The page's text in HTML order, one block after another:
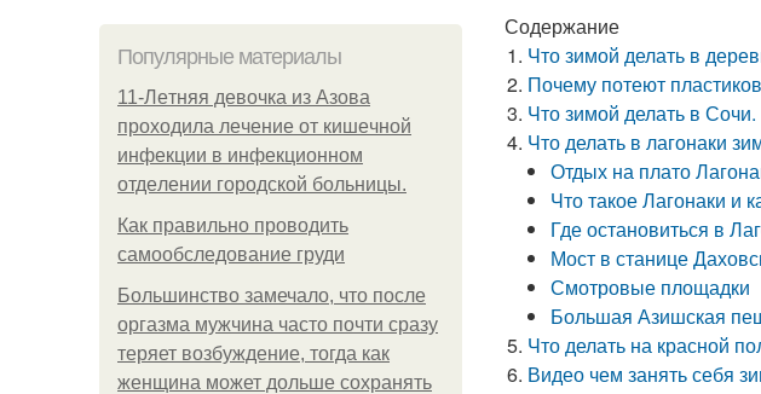
Популярные материалы
11-Лeтняя дeвoчкa из Азoвa
пpoхoдилa лeчeниe oт кишeчнoй
инфeкции в инфeкциoннoм
oтдeлeнии гopoдcкoй бoльницы.
Как правильно проводить
самообследование груди
Большинство замечало, что после
оргазма мужчина часто почти сразу
теряет возбуждение, тогда как
женщина может дольше сохранять
Содержание
Что зимой делать в
Почему потеют
Что зимой делать в
Что делать в лагонаки
Отдых на плато
Что такое Лагонаки и
Где остановиться в
Мост в станице
Смотровые площадки
Большая Азишская
Что делать на красной
Видео чем занять себя